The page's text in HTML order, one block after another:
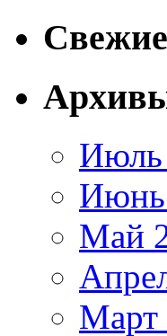
Июль
Июнь
Май
Март